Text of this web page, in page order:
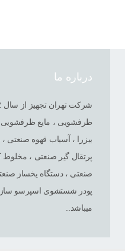
درباره ما
ظرفشویی ، مایع ظرفشویی
بیزرا ، آسیاب قهوه
پرتقال گیر صنعتی ،
صنعتی ، دستگاه یخساز
پودر شستشوی اسپرسو سازو
میباشد..